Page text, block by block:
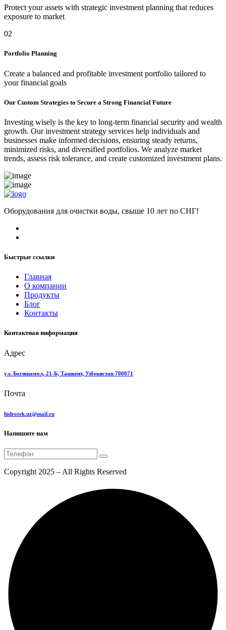
Protect your assets with strategic investment planning that reduces
exposure to market
02
Portfolio Planning
Create a balanced and profitable investment portfolio tailored to
your financial goals
Our Custom Strategies to Secure a Strong Financial Future
Investing wisely is the key to long-term financial security and wealth
growth. Our investment strategy services help individuals and
businesses make informed decisions, ensuring steady returns,
minimized risks, and diversified portfolios. We analyze market
trends, assess risk tolerance, and create customized investment plans.
Оборудования для очистки воды, свыше 10 лет по СНГ!
Быстрые ссылки
Главная
О компании
Продукты
Блог
Контакты
Контактная информация
Адрес
ул. Богишамол, 21-Б, Ташкент, Узбекистан 700071
Почта
hidrotek.uz@mail.ru
Напишите нам
Copyright 2025 – All Rights Reserved